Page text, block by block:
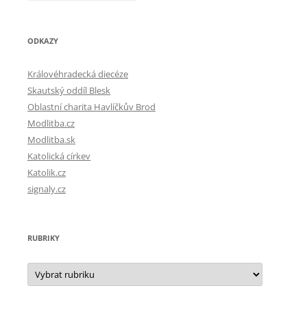
ODKAZY
Královéhradecká diecéze
Skautský oddíl Blesk
Oblastní charita Havlíčkův Brod
Modlitba.cz
Modlitba.sk
Katolická církev
Katolik.cz
signaly.cz
RUBRIKY
Rubriky